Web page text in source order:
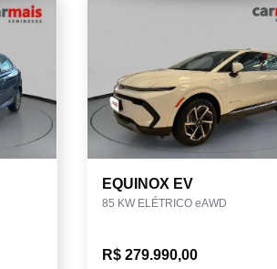
EQUINOX EV
85 KW ELÉTRICO eAWD
R$ 279.990,00